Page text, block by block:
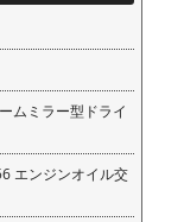
ムミラー型ドライ
エンジンオイル交